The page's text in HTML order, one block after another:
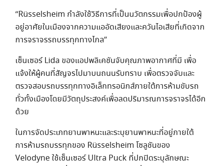
“Rüsselsheim กําลังใช้วิธีการที่เป็นนวัตกรรมเพื่อปกป้องผู้
อยู่อาศัยในเมืองจากความแออัดเสียงและควันไอเสียที่เกิดจาก
การจราจรรถบรรทุกทางไกล”
เซ็นเซอร์ Lida ของแอปพลิเคชันจับคุณภาพอากาศที่มี เพื่อ
แจ้งให้ผู้คนที่สัญจรไปมาบนถนนรับทราบ เพื่อตรวจจับและ
ตรวจสอบรถบรรทุกทางอิเล็กทรอนิกส์ภายใต้การห้ามขับรถ
ทั่วทั้งเมืองโดยมีวัตถุประสงค์เพื่อลดปริมารณการจราจรได้อีก
ด้วย
ในการจัดประเภทยานพาหนะและระบุยานพาหนะที่อยู่ภายใต้
การห้ามรถบรรทุกของ Rüsselsheim โซลูชันของ
Velodyne ใช้เซ็นเซอร์ Ultra Puck ที่ปกปิดระบุลักษณะ